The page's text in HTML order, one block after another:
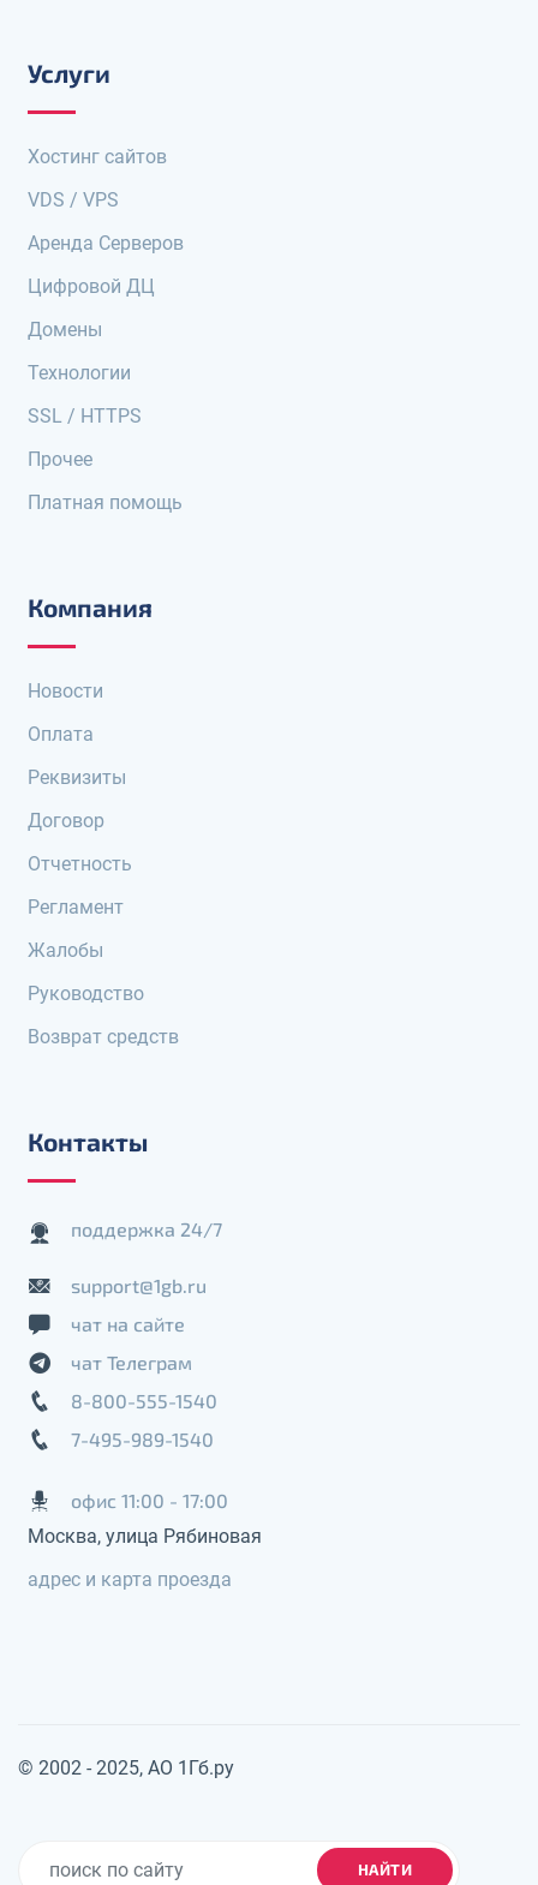
Услуги
Хостинг сайтов
VDS / VPS
Аренда Серверов
Цифровой ДЦ
Домены
Технологии
SSL / HTTPS
Прочее
Платная помощь
Компания
Новости
Оплата
Реквизиты
Договор
Отчетность
Регламент
Жалобы
Руководство
Возврат средств
Контакты
поддержка 24/7
support@1gb.ru
чат на сайте
чат Телеграм
8-800-555-1540
7-495-989-1540
офис 11:00 - 17:00
Москва, улица Рябиновая
адрес и карта проезда
© 2002 - 2025, АО 1Гб.ру
НАЙТИ